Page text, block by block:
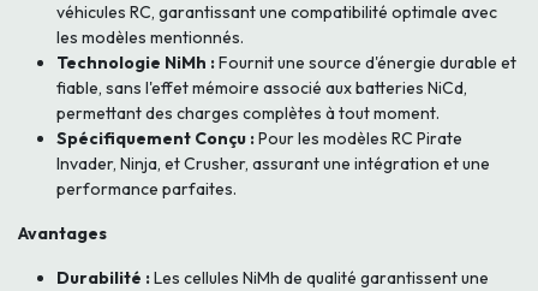
véhicules RC, garantissant une compatibilité optimale avec
les modèles mentionnés.
Technologie NiMh :Fournit une source d'énergie durable et
fiable, sans l'effet mémoire associé aux batteries NiCd,
permettant des charges complètes à tout moment.
Spécifiquement Conçu :Pour les modèles RC Pirate
Invader, Ninja, et Crusher, assurant une intégration et une
performance parfaites.
Avantages
Durabilité :Les cellules NiMh de qualité garantissent une